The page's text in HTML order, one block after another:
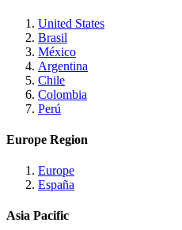
United States
Brasil
México
Argentina
Chile
Colombia
Perú
Europe Region
Europe
España
Asia Pacific